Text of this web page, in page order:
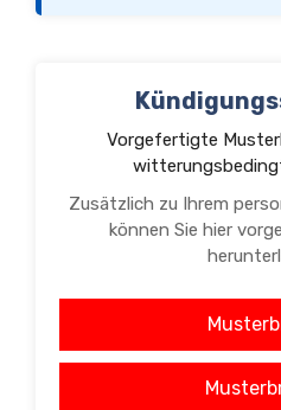
Vorgefertigte
Zusätzlich zu Ihrem
können Sie hier